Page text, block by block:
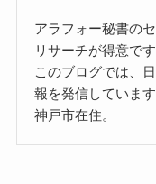
アラフォー秘書のセ
リサーチが得意です
このブログでは、
報を発信しています
神戸市在住。